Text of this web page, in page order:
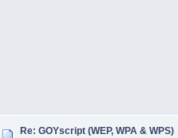
Re: GOYscript (WEP, WPA & WPS)